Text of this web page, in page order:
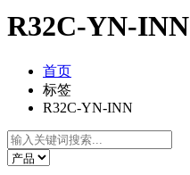
R32C-YN-INN
首页
标签
R32C-YN-INN